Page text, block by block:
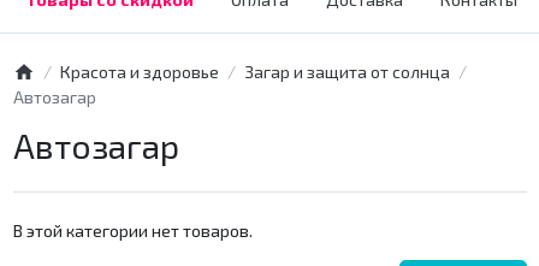
Красота и здоровье
Загар и защита от солнца
Автозагар
Автозагар
В этой категории нет товаров.